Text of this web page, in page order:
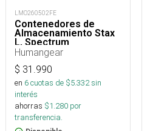
LMO260502FE
Contenedores de
Almacenamiento Stax
L, Spectrum
Humangear
$ 31.990
en 6cuotas de $5.332sin
interés
ahorras $1.280 por
transferencia.